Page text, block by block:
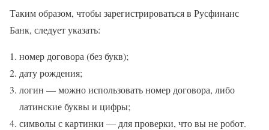
Таким образом, чтобы зарегистрироваться в Русфинанс
Банк, следует указать:
номер договора (без букв);
дату рождения;
логин — можно использовать номер договора, либо
латинские буквы и цифры;
символы с картинки — для проверки, что вы не робот.